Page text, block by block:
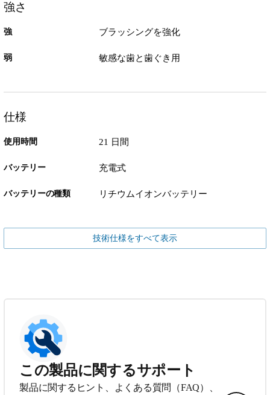
強さ
強 ブラッシングを強化
弱 敏感な歯と歯ぐき用
仕様
使用時間 21 日間
バッテリー 充電式
バッテリーの種類 リチウムイオンバッテリー
技術仕様をすべて表示
この製品に関するサポート
製品に関するヒント、よくある質問（FAQ）、